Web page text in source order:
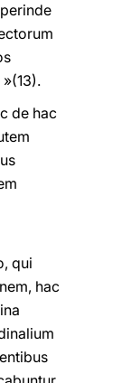
de hac
qui
hac